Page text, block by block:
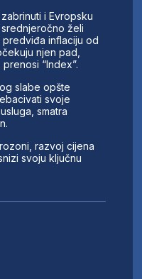
i Evropsku
želi
predviđa inflaciju od
njen pad,
“Index”.
slabe opšte
svoje
smatra
razvoj cijena
svoju ključnu